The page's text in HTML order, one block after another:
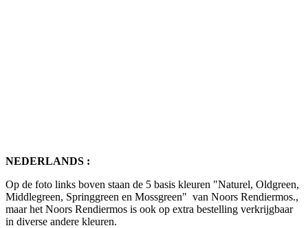
NEDERLANDS :
Op de foto links boven staan de 5 basis kleuren "Naturel, Oldgreen,
Middlegreen, Springgreen en Mossgreen" van Noors Rendiermos.,
maar het Noors Rendiermos is ook op extra bestelling verkrijgbaar
in diverse andere kleuren.